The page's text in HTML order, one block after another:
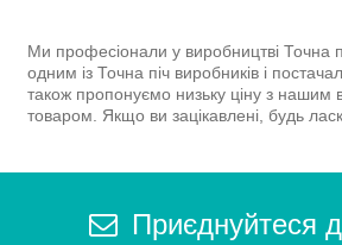
Ми професіонали у виробництві Точна
одним із Точна піч виробників і
також пропонуємо низьку ціну з нашим
товаром. Якщо ви зацікавлені, будь
Приєднуйтеся